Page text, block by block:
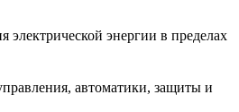
энергии в пределах
автоматики, защиты и